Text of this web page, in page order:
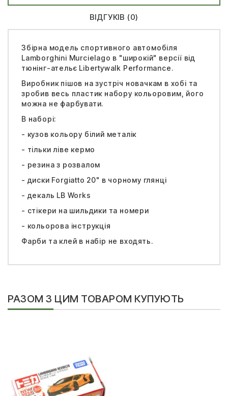
ВІДГУКІВ (0)
Збірна модель спортивного автомобіля
Lamborghini Murcielago в "широкій" версії від
тюнінг-ательє Libertywalk Performance.
Виробник пішов на зустріч новачкам в хобі та
зробив весь пластик набору кольоровим, його
можна не фарбувати.
В наборі:
- кузов кольору білий металік
- тільки ліве кермо
- резина з розвалом
- диски Forgiatto 20" в чорному глянці
- декаль LB Works
- стікери на шильдики та номери
- кольорова інструкція
Фарби та клей в набір не входять.
РАЗОМ З ЦИМ ТОВАРОМ КУПУЮТЬ